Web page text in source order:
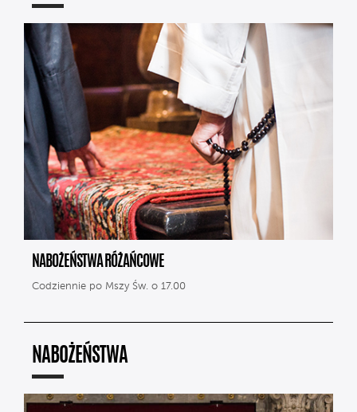
NABOŻEŃSTWA RÓŻAŃCOWE
Codziennie po Mszy Św. o 17.00
NABOŻEŃSTWA